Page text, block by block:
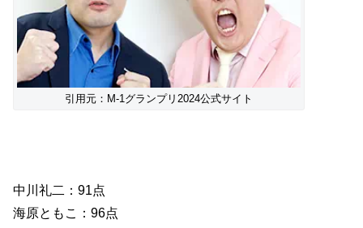
引用元：M-1グランプリ2024公式サイト
中川礼二：91点
海原ともこ：96点